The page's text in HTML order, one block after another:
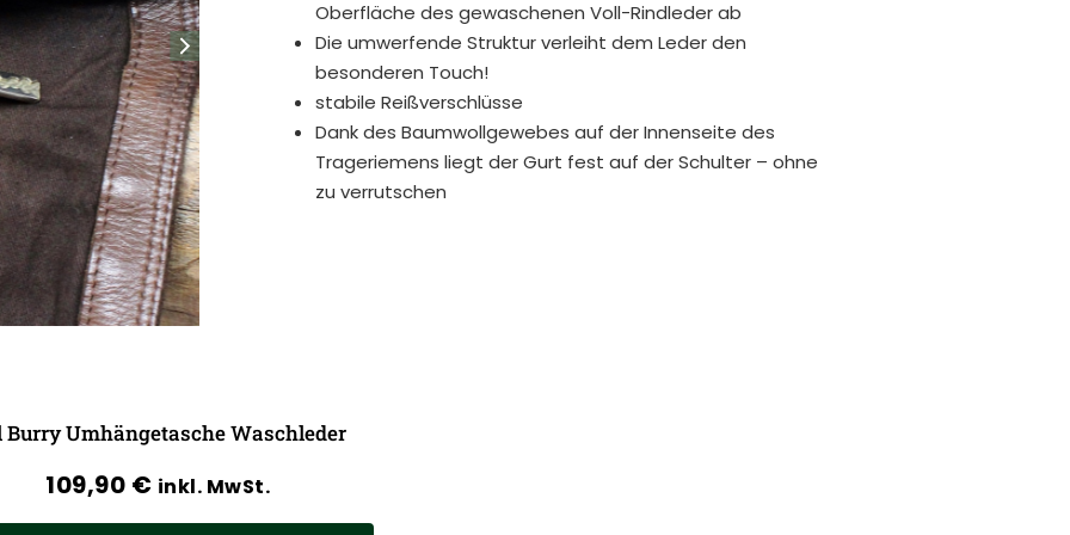
Oberfläche des gewaschenen Voll-Rindleder ab
Die umwerfende Struktur verleiht dem Leder den
besonderen Touch!
stabile Reißverschlüsse
Dank des Baumwollgewebes auf der Innenseite des
Trageriemens liegt der Gurt fest auf der Schulter – ohne
zu verrutschen
Burry Umhängetasche Waschleder
109,90 € inkl. MwSt.